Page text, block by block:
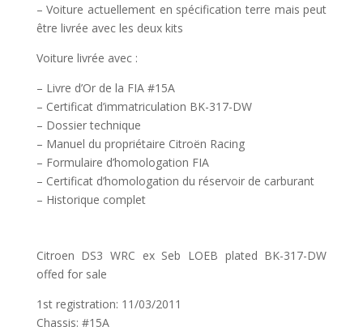
– Voiture actuellement en spécification terre mais peut
être livrée avec les deux kits
Voiture livrée avec :
– Livre d’Or de la FIA #15A
– Certificat d’immatriculation BK-317-DW
– Dossier technique
– Manuel du propriétaire Citroën Racing
– Formulaire d’homologation FIA
– Certificat d’homologation du réservoir de carburant
– Historique complet
Citroen DS3 WRC ex Seb LOEB plated BK-317-DW
offed for sale
1st registration: 11/03/2011
Chassis: #15A